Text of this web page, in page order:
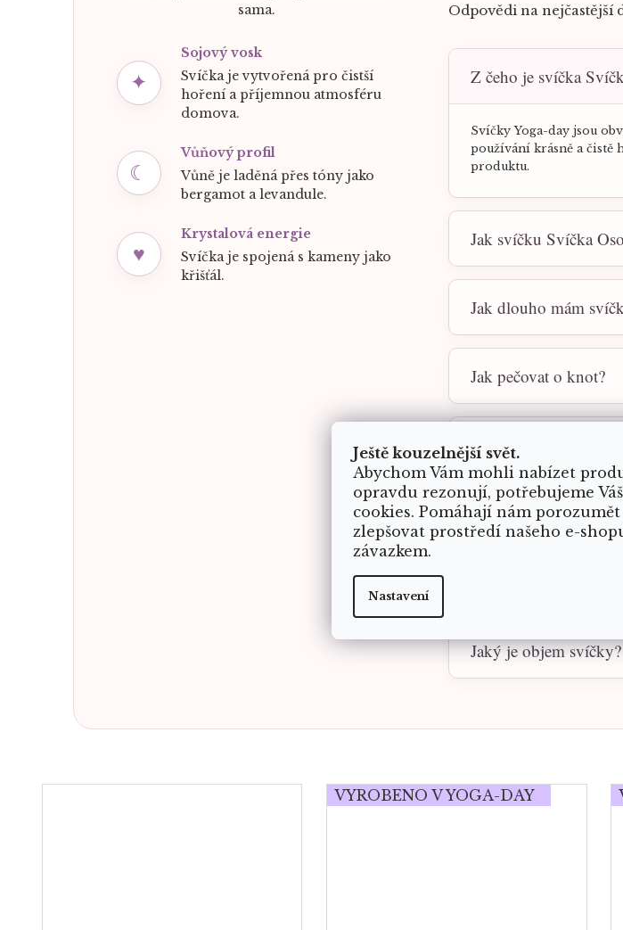
Ještě kouzelnější svět.
Abychom Vám mohli nabízet
opravdu rezonují, potřebujeme
cookies. Pomáhají nám
zlepšovat prostředí našeho e-
závazkem.
Nastavení
sama.
✦
Sojový vosk
Svíčka je vytvořená pro čistší
hoření a příjemnou atmosféru
domova.
☾
Vůňový profil
Vůně je laděná přes tóny jako
bergamot a levandule.
♥
Krystalová energie
Svíčka je spojená s kameny jako
křišťál.
Odpovědi na nejčastější
Z čeho je svíčka
Svíčky Yoga-day jsou
používání krásně a
produktu.
Jak svíčku Svíčka
Jak dlouho mám
Jak pečovat o knot?
Jak svíčku používat
Jak voní svíčka
Jaký je objem svíčky?
VYROBENO V YOGA-DAY